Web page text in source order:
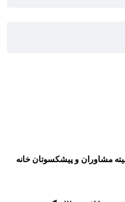
مشاوران و پیشکسوتان خانه